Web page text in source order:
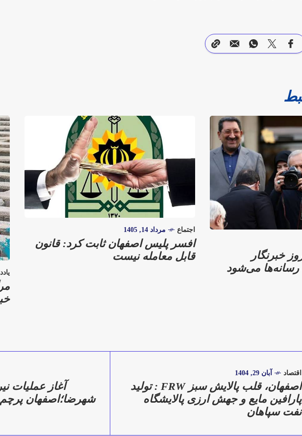
خبرنگار
می‌شود
اجتماع مرداد 14, 1405
افسر پلیس اصفهان ثابت کرد: قانون
قابل معامله نیست
اقتصاد آبان 29, 1404
اصفهان، قلب پالایش سبز FRW : تولید
پارافین مایع و جهش ارزی پالایشگاه
نفت سپاهان
شهرضا؛اصفهان